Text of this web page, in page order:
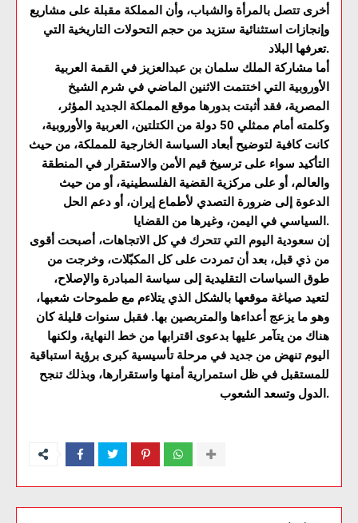
أخرى تتصل بالمرأة والشباب، وأن المملكة مقبلة على مشاريع
وإنجازات استثنائية ستزيد من حجم التحولات التاريخية التي
تعرفها البلاد.
أما مشاركة الملك سلمان بن عبدالعزيز في القمة العربية
الأوروبية التي اختتمت الاثنين الماضي في شرم الشيخ
المصرية، فقد أثبتت بدورها موقع المملكة الجديد المؤثر،
وكلمته أمام ممثلي 50 دولة من الكتلتين، العربية والأوروبية،
كانت كافية لتوضيح أبعاد السياسة الخارجية للمملكة، من حيث
التأكيد سواء على ترسيخ قيم الأمن والاستقرار في المنطقة
والعالم، أو على مركزية القضية الفلسطينية، أو من حيث
الدعوة إلى ضرورة التصدي لأطماع إيران، أو دعم الحل
السياسي في اليمن، وغيرها من القضايا.
إن سعودية اليوم التي تتحرك في كل الاتجاهات، أصبحت أقوى
من ذي قبل، بعد أن تمردت على كل المكبّلات، وخرجت من
طوق السياسات التقليدية إلى سياسة المبادرة والإصلاح،
لتعيد صياغة موقعها بالشكل الذي يتلاءم مع طموحات شعبها،
وهو ما يزعج أعداءها والمتربصين بها. فقبل سنوات قليلة كان
هناك من يتآمر عليها بدعوى اقترابها من خط النهاية، ولكنها
اليوم تنهض من جديد في مرحلة تأسيسية كبرى برؤية استباقية
للمستقبل في ظل استمرارية أمنها واستقرارها، وبذلك تنجح
الدول وتسعد الشعوب.